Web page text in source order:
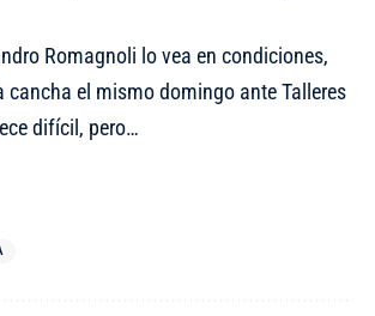
Romagnoli lo vea en condiciones,
cancha el mismo domingo ante Talleres
difícil, pero…